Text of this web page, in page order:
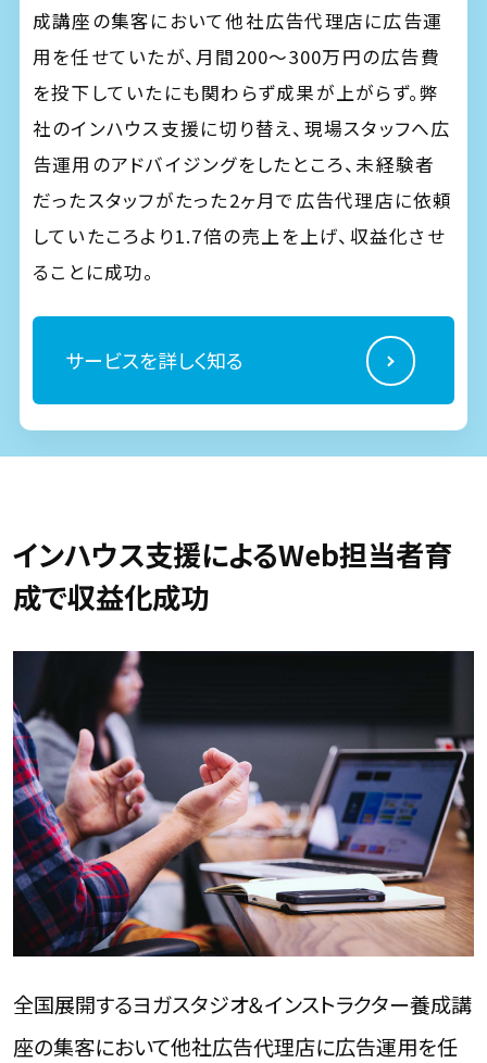
成講座の集客において他社広告代理店に広告運
用を任せていたが、月間200～300万円の広告費
を投下していたにも関わらず成果が上がらず。弊
社のインハウス支援に切り替え、現場スタッフへ広
告運用のアドバイジングをしたところ、未経験者
だったスタッフがたった2ヶ月で広告代理店に依頼
していたころより1.7倍の売上を上げ、収益化させ
ることに成功。
サービスを詳しく知る
インハウス支援によるWeb担当者育
成で収益化成功
全国展開するヨガスタジオ＆インストラクター養成講
座の集客において他社広告代理店に広告運用を任